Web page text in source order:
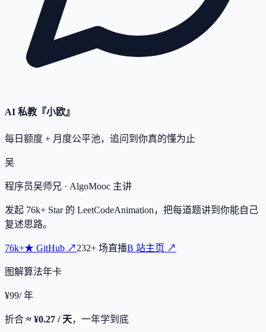
AI 私教『小欧』
每日额度 + 月度公平池，追问到你真的懂为止
吴
程序员吴师兄 · AlgoMooc 主讲
发起 76k+ Star 的 LeetCodeAnimation，把每道题讲到你能自己
复述思路。
76k+★ GitHub ↗232+ 场直播B 站主页 ↗
图解算法年卡
¥99/ 年
折合 ≈ ¥0.27 / 天，一年学到底